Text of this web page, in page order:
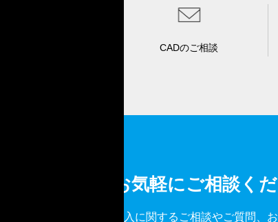
CADのご相談
お気軽にご相談く
導入に関するご相談やご質問、